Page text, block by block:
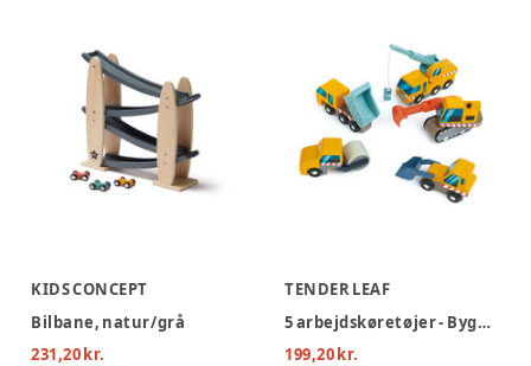
KIDS CONCEPT
Bilbane, natur/grå
231,20 kr.
TENDER LEAF
5 arbejdskøretøjer - Byggeplads
199,20 kr.